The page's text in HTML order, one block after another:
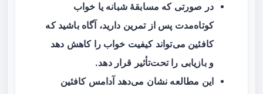
در صورتی که مسابقهٔ شبانه یا خواب
کوتاه‌مدت پس از تمرین دارید، آگاه باشید که
کافئین می‌تواند کیفیت خواب را کاهش دهد
و بازیابی را تحت‌تأثیر قرار دهد.
این مطالعه نشان می‌دهد آدامس کافئین